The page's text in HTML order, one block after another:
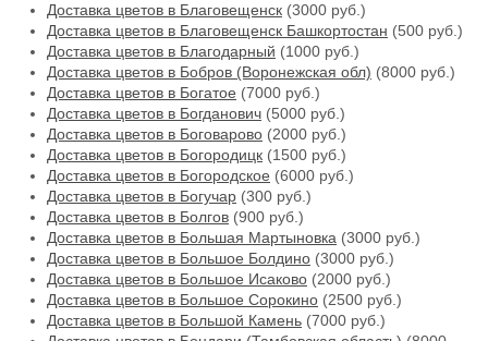
Доставка цветов в Благовещенск (3000 руб.)
Доставка цветов в Благовещенск Башкортостан (500 руб.)
Доставка цветов в Благодарный (1000 руб.)
Доставка цветов в Бобров (Воронежская обл) (8000 руб.)
Доставка цветов в Богатое (7000 руб.)
Доставка цветов в Богданович (5000 руб.)
Доставка цветов в Боговарово (2000 руб.)
Доставка цветов в Богородицк (1500 руб.)
Доставка цветов в Богородское (6000 руб.)
Доставка цветов в Богучар (300 руб.)
Доставка цветов в Болгов (900 руб.)
Доставка цветов в Большая Мартыновка (3000 руб.)
Доставка цветов в Большое Болдино (3000 руб.)
Доставка цветов в Большое Исаково (2000 руб.)
Доставка цветов в Большое Сорокино (2500 руб.)
Доставка цветов в Большой Камень (7000 руб.)